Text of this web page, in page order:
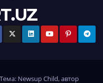
Тема: Newsup Child, автор